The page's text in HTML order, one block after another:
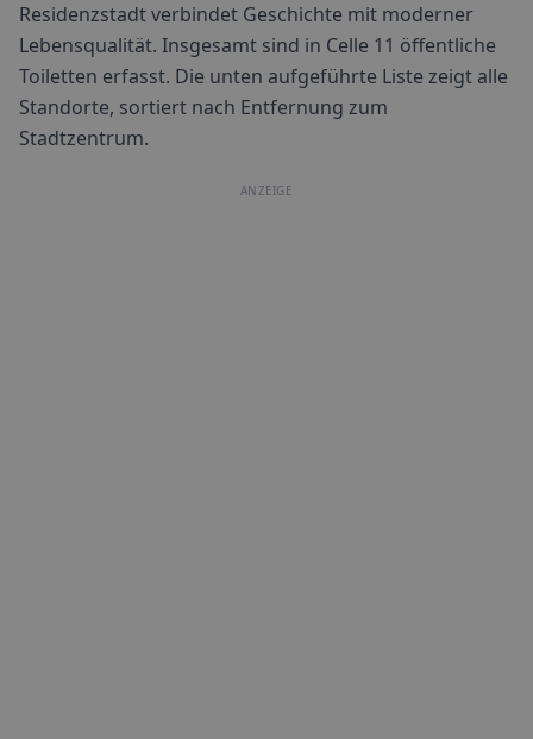
Residenzstadt verbindet Geschichte mit moderner
Lebensqualität. Insgesamt sind in Celle 11 öffentliche
Toiletten erfasst. Die unten aufgeführte Liste zeigt alle
Standorte, sortiert nach Entfernung zum
Stadtzentrum.
ANZEIGE